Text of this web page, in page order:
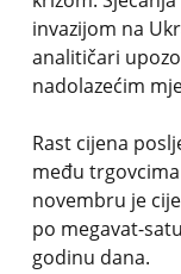
invazijom na
analitičari
nadolazećim
Rast cijena
među
novembru je
po megavat-
godinu dana.